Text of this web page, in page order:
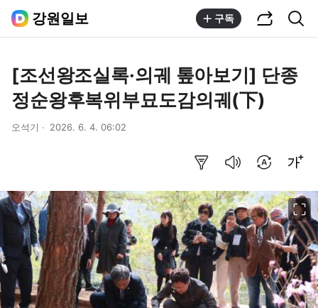
강원일보 구독
[조선왕조실록·의궤 톺아보기] 단종
정순왕후복위부묘도감의궤(下)
오석기 2026. 6. 4. 06:02